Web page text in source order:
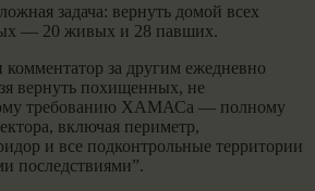
задача: вернуть домой всех
— 20 живых и 28 павших.
за другим ежедневно
вернуть похищенных, не
требованию ХАМАСа — полному
включая периметр,
и все подконтрольные территории
последствиями”.